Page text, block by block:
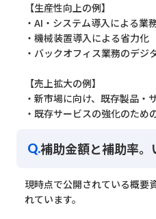
【生産性向上の例】
・AI・システム導入による業
・機械装置導入による省力化
・バックオフィス業務のデジ
【売上拡大の例】
・新市場に向け、既存製品・
・既存サービスの強化のため
Q.補助金額と補助率。
現時点で公開されている概要
れています。